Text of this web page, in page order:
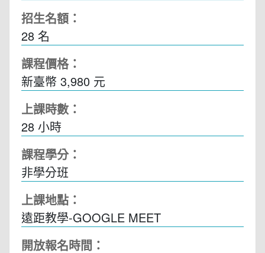
招生名額：
28 名
課程價格：
新臺幣 3,980 元
上課時數：
28 小時
課程學分：
非學分班
上課地點：
遠距教學-GOOGLE MEET
開放報名時間：